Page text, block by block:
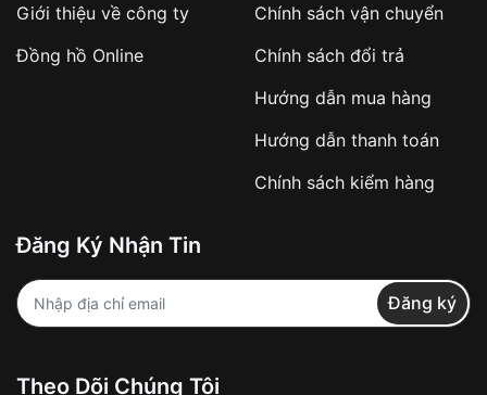
hàng
Số tiền còn lại thanh toán khi nhận hàng hoặc
✔️ Đảm bảo xử lý đơn hàng nhanh chóng
✔️ Hạn chế tình trạng hủy đơn không mong
Từ khóa SEO:
Khách hàng được
Giới thiệu về công ty
Đồng hồ Online
Chính sách vận chuyển
Chính sách đổi trả
Hướng dẫn mua hàng
Hướng dẫn thanh toán
Chính sách kiểm hàng
Đăng Ký Nhận Tin
Đăng ký
Theo Dõi Chúng Tôi